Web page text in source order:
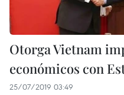
Otorga Vietnam
económicos con
25/07/2019 03:49